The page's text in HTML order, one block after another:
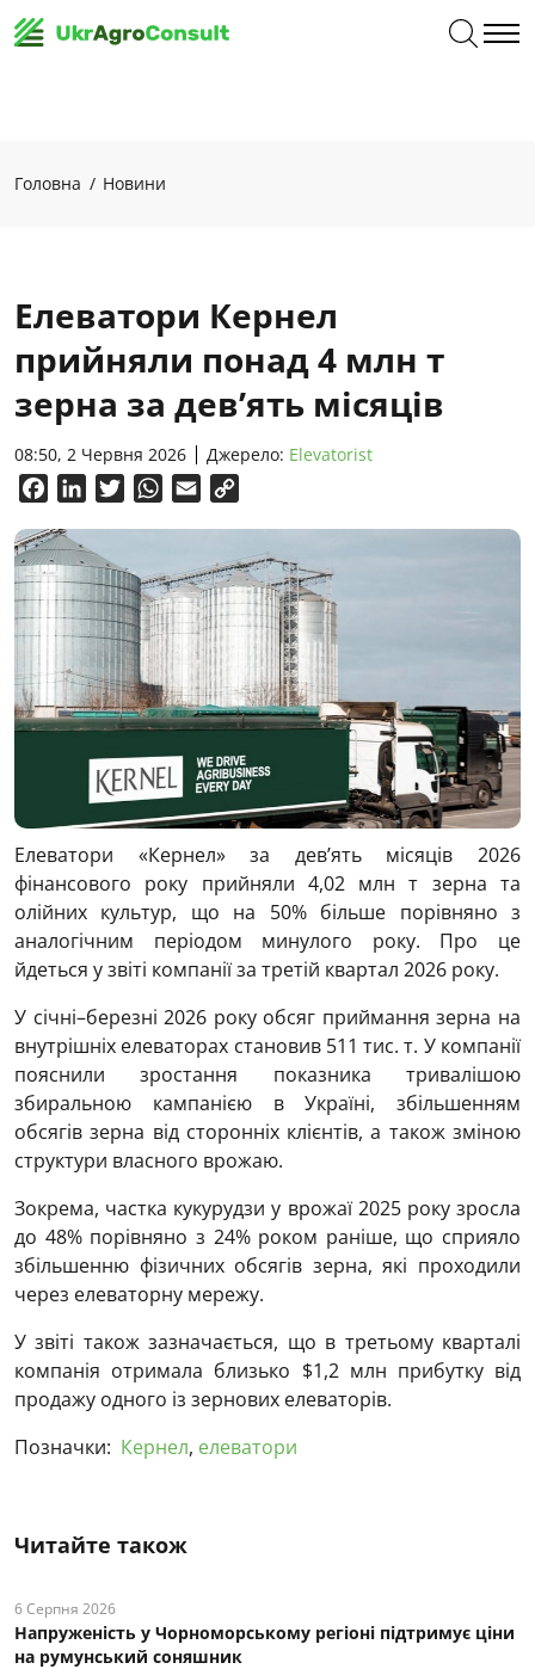
Головна Новини
Елеватори Кернел
прийняли понад 4 млн т
зерна за дев’ять місяців
08:50, 2 Червня 2026 Джерело: Elevatorist
FacebookLinkedInTwitterWhatsApp
Email
Елеватори «Кернел» за дев’ять місяців 2026
фінансового року прийняли 4,02 млн т зерна та
олійних культур, що на 50% більше порівняно з
аналогічним періодом минулого року. Про це
йдеться у звіті компанії за третій квартал 2026 року.
У січні–березні 2026 року обсяг приймання зерна на
внутрішніх елеваторах становив 511 тис. т. У компанії
пояснили зростання показника тривалішою
збиральною кампанією в Україні, збільшенням
обсягів зерна від сторонніх клієнтів, а також зміною
структури власного врожаю.
Зокрема, частка кукурудзи у врожаї 2025 року зросла
до 48% порівняно з 24% роком раніше, що сприяло
збільшенню фізичних обсягів зерна, які проходили
через елеваторну мережу.
У звіті також зазначається, що в третьому кварталі
компанія отримала близько $1,2 млн прибутку від
продажу одного із зернових елеваторів.
Позначки: Кернел, елеватори
Читайте також
6 Серпня 2026
Напруженість у Чорноморському регіоні підтримує ціни
на румунський соняшник